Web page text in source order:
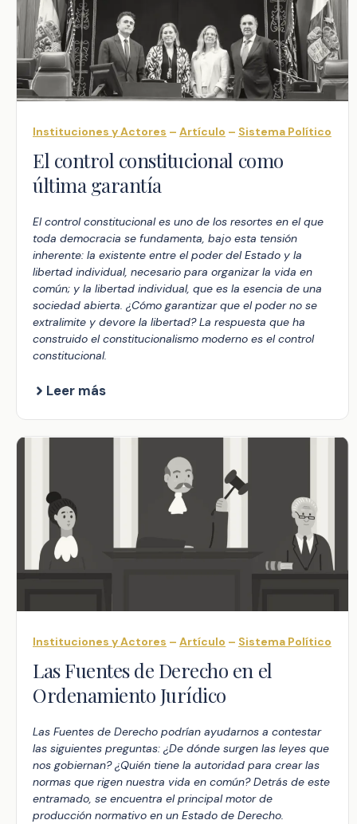
Instituciones y Actores – Artículo – Sistema Político
El control constitucional como
última garantía
El control constitucional es uno de los resortes en el que
toda democracia se fundamenta, bajo esta tensión
inherente: la existente entre el poder del Estado y la
libertad individual, necesario para organizar la vida en
común; y la libertad individual, que es la esencia de una
sociedad abierta. ¿Cómo garantizar que el poder no se
extralimite y devore la libertad? La respuesta que ha
construido el constitucionalismo moderno es el control
constitucional.
Leer más
Instituciones y Actores – Artículo – Sistema Político
Las Fuentes de Derecho en el
Ordenamiento Jurídico
Las Fuentes de Derecho podrían ayudarnos a contestar
las siguientes preguntas: ¿De dónde surgen las leyes que
nos gobiernan? ¿Quién tiene la autoridad para crear las
normas que rigen nuestra vida en común? Detrás de este
entramado, se encuentra el principal motor de
producción normativo en un Estado de Derecho.